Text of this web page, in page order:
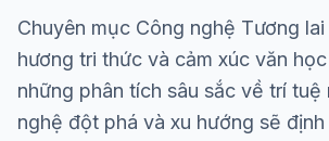
Chuyên mục Công nghệ Tương lai
hương tri thức và cảm xúc văn
những phân tích sâu sắc về trí tuệ
nghệ đột phá và xu hướng sẽ